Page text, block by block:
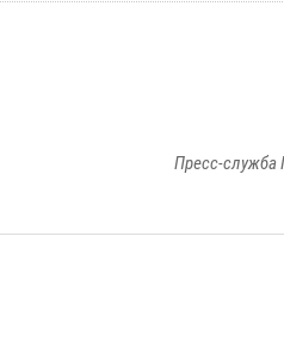
Пресс-служба